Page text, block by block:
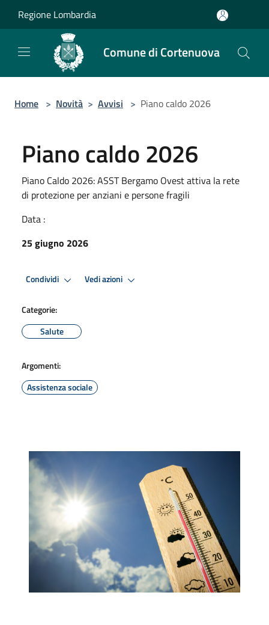
Regione Lombardia
Comune di Cortenuova
Home > Novità > Avvisi > Piano caldo 2026
Piano caldo 2026
Piano Caldo 2026: ASST Bergamo Ovest attiva la rete
di protezione per anziani e persone fragili
Data :
25 giugno 2026
Condividi Vedi azioni
Categorie:
Salute
Argomenti:
Assistenza sociale